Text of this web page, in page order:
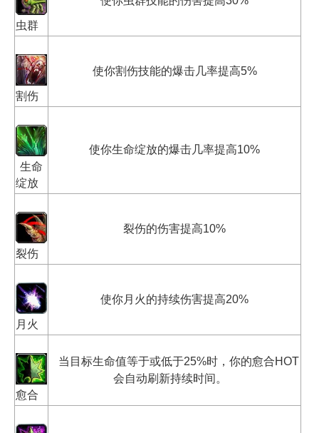
虫群
割伤
使你割伤技能的爆击几率提高5%
生命
绽放
使你生命绽放的爆击几率提高10%
裂伤
裂伤的伤害提高10%
月火
使你月火的持续伤害提高20%
愈合
当目标生命值等于或低于25%时，你的愈合HOT
会自动刷新持续时间。